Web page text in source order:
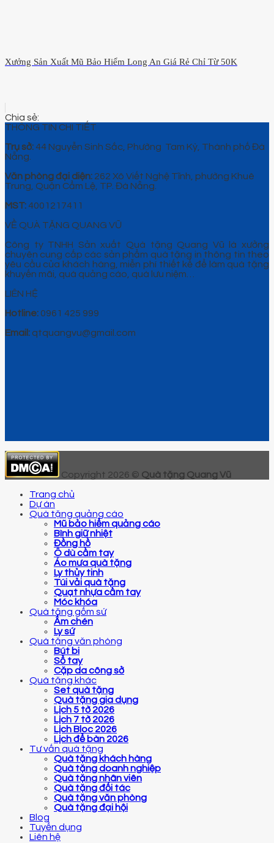
Xưởng Sản Xuất Mũ Bảo Hiểm Long An Giá Rẻ Chỉ Từ 50K
THÔNG TIN CHI TIẾT
Trụ sở: 44 Nguyễn Sinh Sắc, Phường Tam Kỳ, Thành phố Đà
Nẵng.
Văn phòng đại diện: 262 Xô Viết Nghệ Tĩnh, phường Khuê
Trung, Quận Cẩm Lệ, TP. Đà Nẵng.
MST: 4001217411
VỀ QUÀ TẶNG QUANG VŨ
Công ty TNHH Sản xuất Quà tặng Quang Vũ là xưởng
chuyên cung cấp các sản phẩm quà tặng in thông tin theo
yêu cầu của khách hàng, miễn phí thiết kế để làm quà tặng
khuyến mãi, quà quảng cáo, quà lưu niệm…
LIÊN HỆ
Hotline: 0961 425 999
Email: qtquangvu@gmail.com
Copyright 2026 © Quà tặng Quang Vũ
Trang chủ
Dự án
Quà tặng quảng cáo
Mũ bảo hiểm quảng cáo
Bình giữ nhiệt
Đồng hồ
Ô dù cầm tay
Áo mưa quà tặng
Ly thủy tinh
Túi vải quà tặng
Quạt nhựa cầm tay
Móc khóa
Quà tặng gốm sứ
Ấm chén
Ly sứ
Quà tặng văn phòng
Bút bi
Sổ tay
Cặp da công sở
Quà tặng khác
Set quà tặng
Quà tặng gia dụng
Lịch 5 tờ 2026
Lịch 7 tờ 2026
Lịch Bloc 2026
Lịch để bàn 2026
Tư vấn quà tặng
Quà tặng khách hàng
Quà tặng doanh nghiệp
Quà tặng nhân viên
Quà tặng đối tác
Quà tặng văn phòng
Quà tặng đại hội
Blog
Tuyển dụng
Liên hệ